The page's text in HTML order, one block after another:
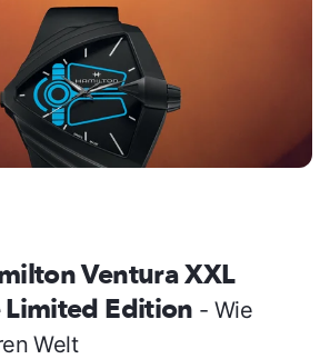
Ventura XXL
Edition - Wie
Welt